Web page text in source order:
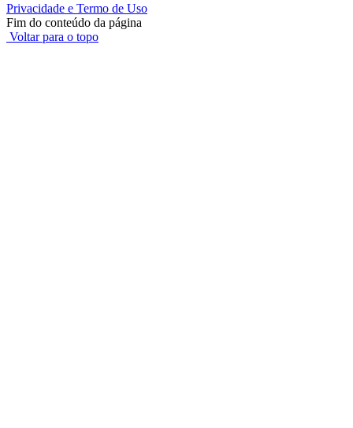
Privacidade e Termo de Uso
Fim do conteúdo da página
Voltar para o topo